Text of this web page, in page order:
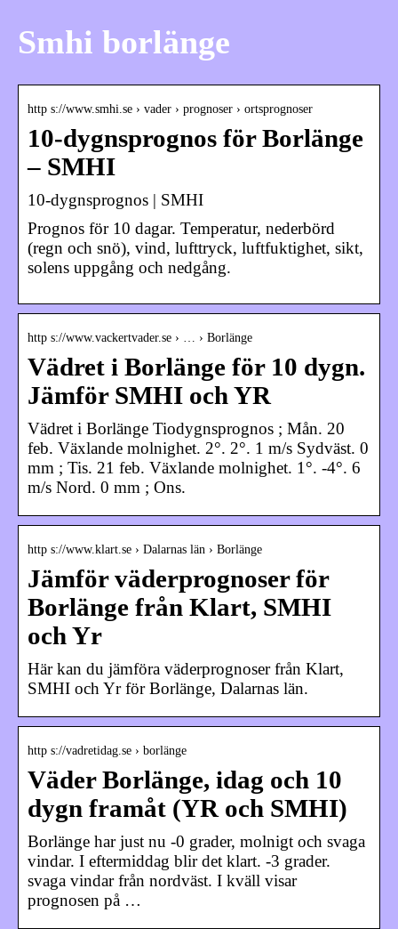
Smhi borlänge
http s://www.smhi.se › vader › prognoser › ortsprognoser
10-dygnsprognos för Borlänge
– SMHI
10-dygnsprognos | SMHI
Prognos för 10 dagar. Temperatur, nederbörd
(regn och snö), vind, lufttryck, luftfuktighet, sikt,
solens uppgång och nedgång.
http s://www.vackertvader.se › … › Borlänge
Vädret i Borlänge för 10 dygn.
Jämför SMHI och YR
Vädret i Borlänge Tiodygnsprognos ; Mån. 20
feb. Växlande molnighet. 2°. 2°. 1 m/s Sydväst. 0
mm ; Tis. 21 feb. Växlande molnighet. 1°. -4°. 6
m/s Nord. 0 mm ; Ons.
http s://www.klart.se › Dalarnas län › Borlänge
Jämför väderprognoser för
Borlänge från Klart, SMHI
och Yr
Här kan du jämföra väderprognoser från Klart,
SMHI och Yr för Borlänge, Dalarnas län.
http s://vadretidag.se › borlänge
Väder Borlänge, idag och 10
dygn framåt (YR och SMHI)
Borlänge har just nu -0 grader, molnigt och svaga
vindar. I eftermiddag blir det klart. -3 grader.
svaga vindar från nordväst. I kväll visar
prognosen på …